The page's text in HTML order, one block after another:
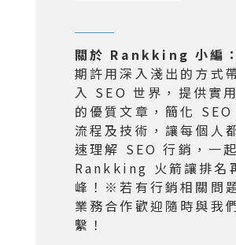
關於 Rankking 小編：
期許用深入淺出的方式
入 SEO 世界，提供實
的優質文章，簡化
流程及技術，讓每個人
速理解 SEO 行銷，一
Rankking 火箭讓排名
峰！※若有行銷相關問
業務合作歡迎隨時與我
繫！